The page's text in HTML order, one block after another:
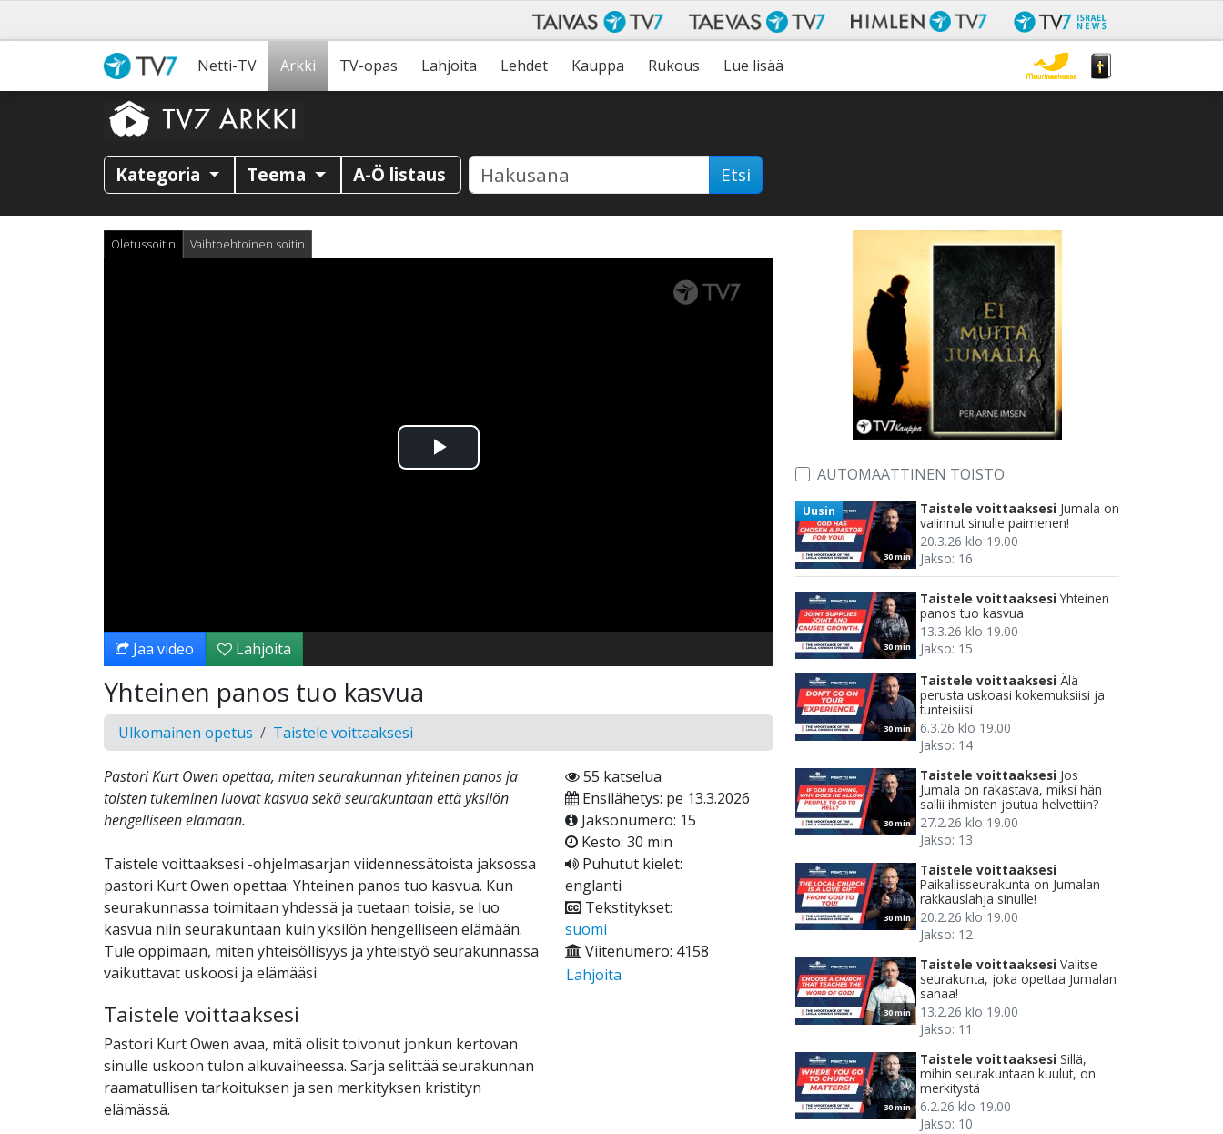
Netti-TV Arkki TV-opas Lahjoita Lehdet Kauppa Rukous Lue lisää
Kategoria Teema A-Ö listaus Etsi
Oletussoitin Vaihtoehtoinen soitin
Toista
Jaa video Lahjoita
Yhteinen panos tuo kasvua
Ulkomainen opetus Taistele voittaaksesi
Pastori Kurt Owen opettaa, miten seurakunnan yhteinen panos ja
toisten tukeminen luovat kasvua sekä seurakuntaan että yksilön
hengelliseen elämään.
Taistele voittaaksesi -ohjelmasarjan viidennessätoista jaksossa
pastori Kurt Owen opettaa: Yhteinen panos tuo kasvua. Kun
seurakunnassa toimitaan yhdessä ja tuetaan toisia, se luo
kasvua niin seurakuntaan kuin yksilön hengelliseen elämään.
Tule oppimaan, miten yhteisöllisyys ja yhteistyö seurakunnassa
vaikuttavat uskoosi ja elämääsi.
Taistele voittaaksesi
Pastori Kurt Owen avaa, mitä olisit toivonut jonkun kertovan
sinulle uskoon tulon alkuvaiheessa. Sarja selittää seurakunnan
raamatullisen tarkoituksen ja sen merkityksen kristityn
elämässä.
55 katselua
Ensilähetys: pe 13.3.2026
Jaksonumero: 15
Kesto: 30 min
Puhutut kielet:
englanti
Tekstitykset:
suomi
Viitenumero: 4158
Lahjoita
AUTOMAATTINEN TOISTO
30 min
Uusin Taistele voittaaksesi Jumala on
valinnut sinulle paimenen!
20.3.26 klo 19.00
Jakso: 16
30 min
Taistele voittaaksesi Yhteinen
panos tuo kasvua
13.3.26 klo 19.00
Jakso: 15
30 min
Taistele voittaaksesi Älä
perusta uskoasi kokemuksiisi ja
tunteisiisi
6.3.26 klo 19.00
Jakso: 14
30 min
Taistele voittaaksesi Jos
Jumala on rakastava, miksi hän
sallii ihmisten joutua helvettiin?
27.2.26 klo 19.00
Jakso: 13
30 min
Taistele voittaaksesi
Paikallisseurakunta on Jumalan
rakkauslahja sinulle!
20.2.26 klo 19.00
Jakso: 12
30 min
Taistele voittaaksesi Valitse
seurakunta, joka opettaa Jumalan
sanaa!
13.2.26 klo 19.00
Jakso: 11
30 min
Taistele voittaaksesi Sillä,
mihin seurakuntaan kuulut, on
merkitystä
6.2.26 klo 19.00
Jakso: 10